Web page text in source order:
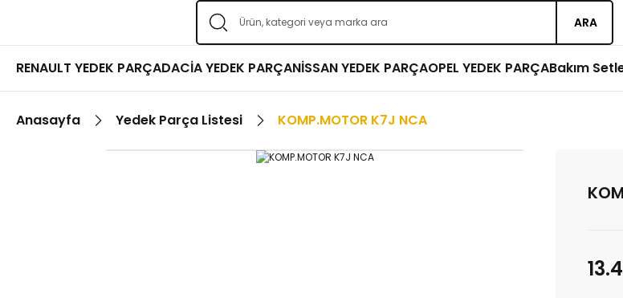
ARA
RENAULT YEDEK PARÇADACİA YEDEK PARÇANİSSAN YEDEK PARÇAOPEL YEDEK PARÇABakım
Anasayfa Yedek Parça Listesi KOMP.MOTOR K7J NCA